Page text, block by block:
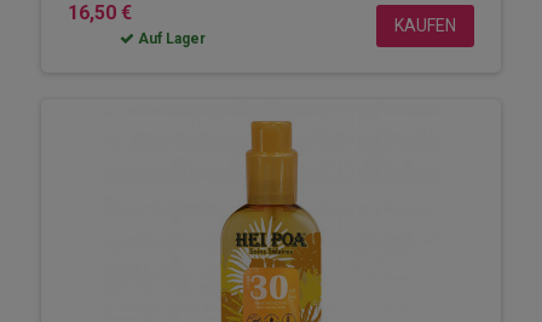
16,50 €
Auf Lager
KAUFEN